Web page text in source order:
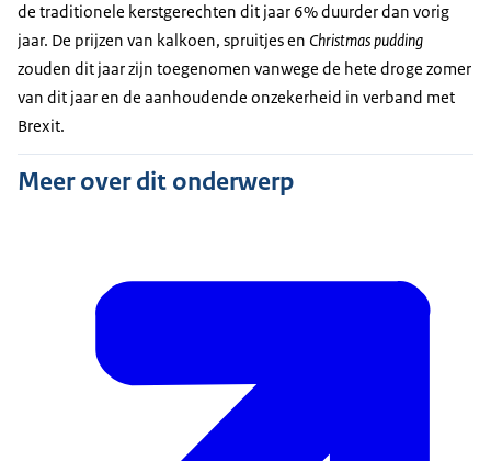
de traditionele kerstgerechten dit jaar 6% duurder dan vorig
jaar. De prijzen van kalkoen, spruitjes en Christmas pudding
zouden dit jaar zijn toegenomen vanwege de hete droge zomer
van dit jaar en de aanhoudende onzekerheid in verband met
Brexit.
Meer over dit onderwerp